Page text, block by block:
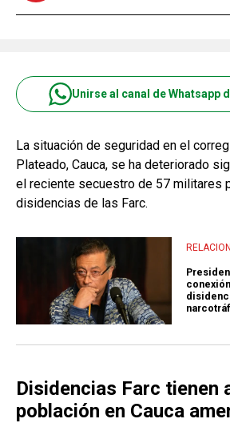
Unirse al canal de Whatsapp
La situación de seguridad en el
Plateado, Cauca, se ha deteriorado
el reciente secuestro de 57 militares
disidencias de las Farc.
Disidencias Farc tienen
población en Cauca